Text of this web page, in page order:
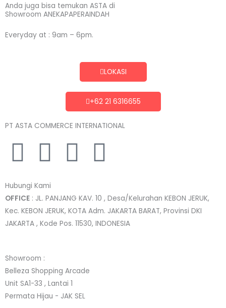
Anda juga bisa temukan ASTA di
Showroom ANEKAPAPERAINDAH
Everyday at : 9am – 6pm.
LOKASI
+62 21 6316655
PT ASTA COMMERCE INTERNATIONAL
I
n
s
t
a
g
T
w
i
t
e
L
n
k
d
F
c
e
Hubungi Kami
OFFICE : JL. PANJANG KAV. 10 , Desa/Kelurahan KEBON JERUK,
Kec. KEBON JERUK, KOTA Adm. JAKARTA BARAT, Provinsi DKI
JAKARTA , Kode Pos. 11530, INDONESIA
Showroom :
Belleza Shopping Arcade
Unit SA1-33 , Lantai 1
Permata Hijau - JAK SEL